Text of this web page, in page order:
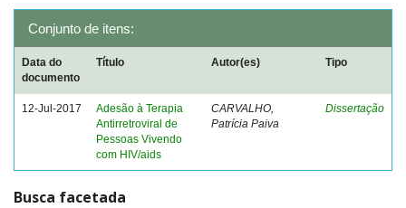
Conjunto de itens:
Data do
documento
Título Autor(es) Tipo
12-Jul-2017
Adesão à Terapia
Antirretroviral de
Pessoas Vivendo
com HIV/aids
CARVALHO,
Patrícia Paiva
Dissertação
Busca facetada